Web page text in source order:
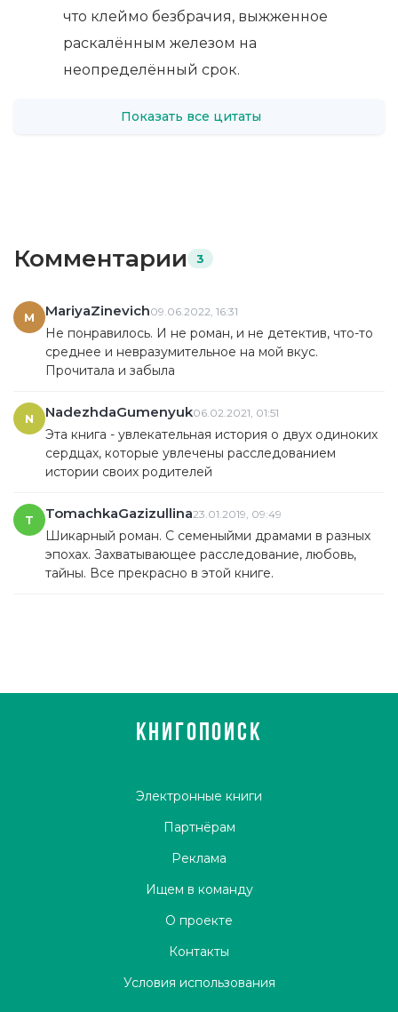
что клеймо безбрачия, выжженное
раскалённым железом на
неопределённый срок.
Показать все цитаты
Комментарии 3
M MariyaZinevich09.06.2022, 16:31
Не понравилось. И не роман, и не детектив, что-то
среднее и невразумительное на мой вкус.
Прочитала и забыла
N NadezhdaGumenyuk06.02.2021, 01:51
Эта книга - увлекательная история о двух одиноких
сердцах, которые увлечены расследованием
истории своих родителей
T TomachkaGazizullina23.01.2019, 09:49
Шикарный роман. С семеныйми драмами в разных
эпохах. Захватывающее расследование, любовь,
тайны. Все прекрасно в этой книге.
КНИГОПОИСК
Электронные книги
Партнёрам
Реклама
Ищем в команду
О проекте
Контакты
Условия использования